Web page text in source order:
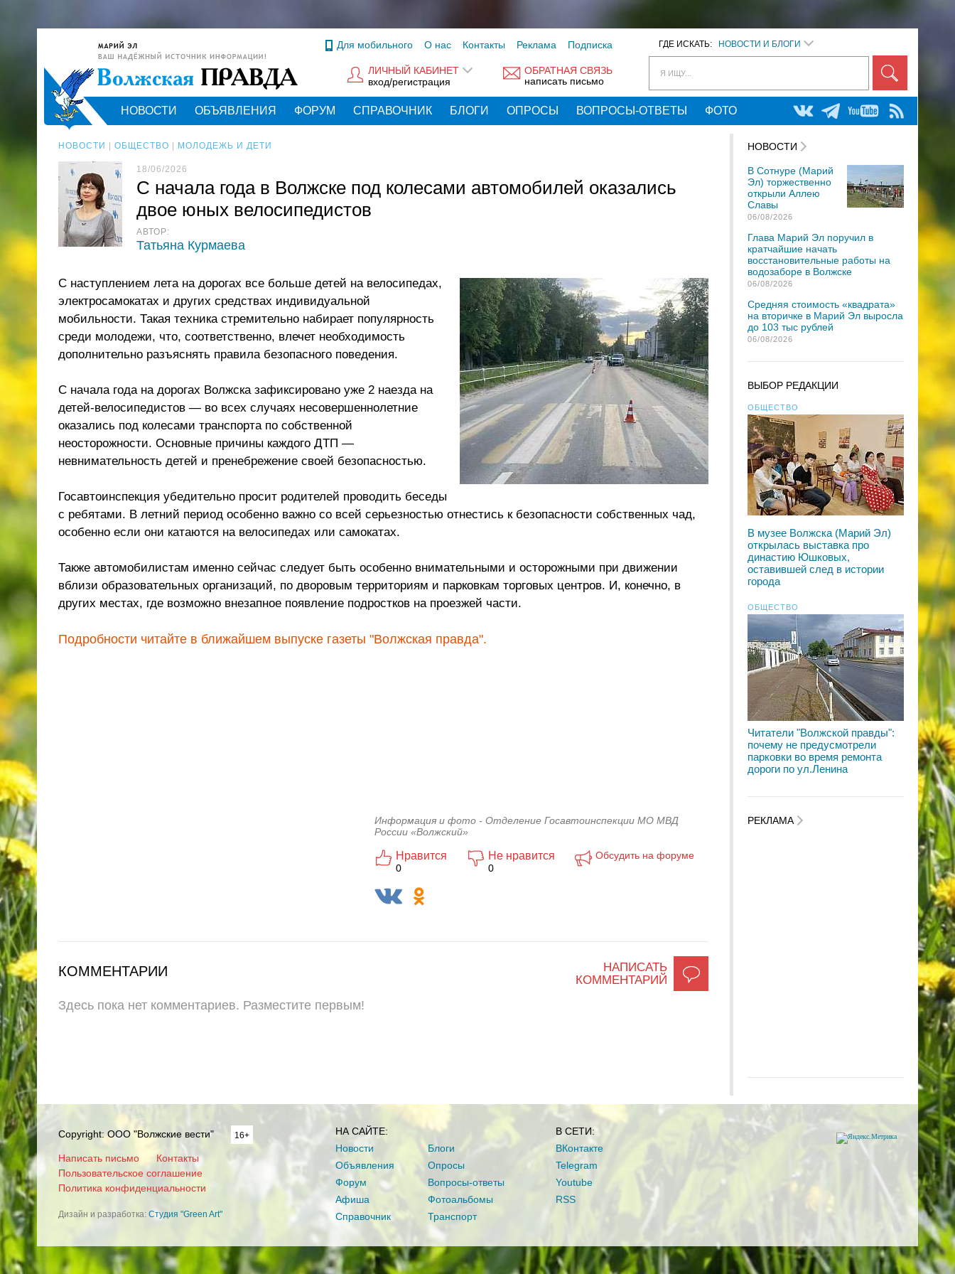
ГДЕ ИСКАТЬ: НОВОСТИ И БЛОГИ
Я ИЩУ...
Для мобильного О нас Контакты Реклама Подписка
ОБРАТНАЯ СВЯЗЬ
написать письмо
ЛИЧНЫЙ КАБИНЕТ
вход/регистрация
НОВОСТИ ОБЪЯВЛЕНИЯ ФОРУМ СПРАВОЧНИК БЛОГИ ОПРОСЫ ВОПРОСЫ-ОТВЕТЫ ФОТО
НОВОСТИ ОБЩЕСТВО МОЛОДЕЖЬ И ДЕТИ
18/06/2026
С начала года в Волжске под колесами автомобилей оказались
двое юных велосипедистов
АВТОР:
Татьяна Курмаева
С наступлением лета на дорогах все больше детей на велосипедах,
электросамокатах и других средствах индивидуальной
мобильности. Такая техника стремительно набирает популярность
среди молодежи, что, соответственно, влечет необходимость
дополнительно разъяснять правила безопасного поведения.
С начала года на дорогах Волжска зафиксировано уже 2 наезда на
детей-велосипедистов — во всех случаях несовершеннолетние
оказались под колесами транспорта по собственной
неосторожности. Основные причины каждого ДТП —
невнимательность детей и пренебрежение своей безопасностью.
Госавтоинспекция убедительно просит родителей проводить беседы
с ребятами. В летний период особенно важно со всей серьезностью отнестись к безопасности собственных чад,
особенно если они катаются на велосипедах или самокатах.
Также автомобилистам именно сейчас следует быть особенно внимательными и осторожными при движении
вблизи образовательных организаций, по дворовым территориям и парковкам торговых центров. И, конечно, в
других местах, где возможно внезапное появление подростков на проезжей части.
Подробности читайте в ближайшем выпуске газеты "Волжская правда".
Информация и фото - Отделение Госавтоинспекции МО МВД
России «Волжский»
Нравится
0
Не нравится
0
Обсудить на форуме
НАПИСАТЬ
КОММЕНТАРИЙ
КОММЕНТАРИИ
Здесь пока нет комментариев. Разместите первым!
НОВОСТИ
В Сотнуре (Марий
Эл) торжественно
открыли Аллею
Славы
06/08/2026
Глава Марий Эл поручил в
кратчайшие начать
восстановительные работы на
водозаборе в Волжске
06/08/2026
Средняя стоимость «квадрата»
на вторичке в Марий Эл выросла
до 103 тыс рублей
06/08/2026
ВЫБОР РЕДАКЦИИ
ОБЩЕСТВО
В музее Волжска (Марий Эл)
открылась выставка про
династию Юшковых,
оставившей след в истории
города
ОБЩЕСТВО
Читатели "Волжской правды":
почему не предусмотрели
парковки во время ремонта
дороги по ул.Ленина
РЕКЛАМА
Copyright: ООО "Волжские вести" 16+
Написать письмо
Контакты
Пользовательское соглашение
Политика конфиденциальности
Дизайн и разработка: Студия "Green Art"
НА САЙТЕ:
Новости
Объявления
Форум
Афиша
Справочник
Блоги
Опросы
Вопросы-ответы
Фотоальбомы
Транспорт
В СЕТИ:
ВКонтакте
Telegram
Youtube
RSS